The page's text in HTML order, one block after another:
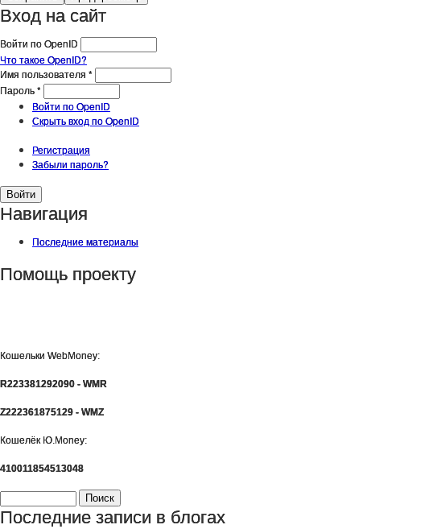
Вход на сайт
Войти по OpenID
Что такое OpenID?
Имя пользователя *
Пароль*
Войти по OpenID
Скрыть вход по OpenID
Регистрация
Забыли пароль?
Навигация
Последние материалы
Помощь проекту
Кошельки WebMoney:
R223381292090 - WMR
Z222361875129 - WMZ
Кошелёк Ю.Money:
410011854513048
Форма поиска
Поиск
Последние записи в блогах